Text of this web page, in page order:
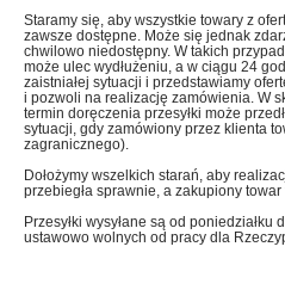
Staramy się, aby wszystkie towary z
zawsze dostępne. Może się jednak
chwilowo niedostępny. W takich
może ulec wydłużeniu, a w ciągu 24
zaistniałej sytuacji i przedstawiamy
i pozwoli na realizację zamówienia. W
termin doręczenia przesyłki może
sytuacji, gdy zamówiony przez klienta
zagranicznego).
Dołożymy wszelkich starań, aby
przebiegła sprawnie, a zakupiony
Przesyłki wysyłane są od poniedziałku
ustawowo wolnych od pracy dla